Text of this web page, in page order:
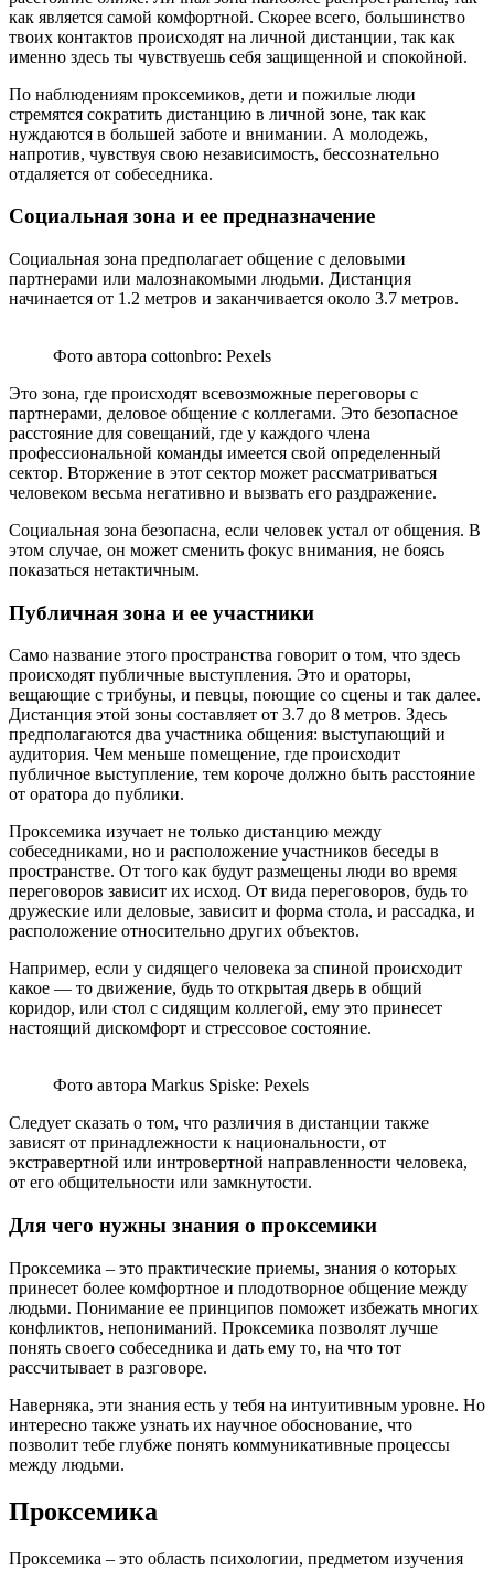
как является самой комфортной. Скорее всего, большинство
твоих контактов происходят на личной дистанции, так как
именно здесь ты чувствуешь себя защищенной и спокойной.
По наблюдениям проксемиков, дети и пожилые люди
стремятся сократить дистанцию в личной зоне, так как
нуждаются в большей заботе и внимании. А молодежь,
напротив, чувствуя свою независимость, бессознательно
отдаляется от собеседника.
Социальная зона и ее предназначение
Социальная зона предполагает общение с деловыми
партнерами или малознакомыми людьми. Дистанция
начинается от 1.2 метров и заканчивается около 3.7 метров.
Фото автора cottonbro: Pexels
Это зона, где происходят всевозможные переговоры с
партнерами, деловое общение с коллегами. Это безопасное
расстояние для совещаний, где у каждого члена
профессиональной команды имеется свой определенный
сектор. Вторжение в этот сектор может рассматриваться
человеком весьма негативно и вызвать его раздражение.
Социальная зона безопасна, если человек устал от общения. В
этом случае, он может сменить фокус внимания, не боясь
показаться нетактичным.
Публичная зона и ее участники
Само название этого пространства говорит о том, что здесь
происходят публичные выступления. Это и ораторы,
вещающие с трибуны, и певцы, поющие со сцены и так далее.
Дистанция этой зоны составляет от 3.7 до 8 метров. Здесь
предполагаются два участника общения: выступающий и
аудитория. Чем меньше помещение, где происходит
публичное выступление, тем короче должно быть расстояние
от оратора до публики.
Проксемика изучает не только дистанцию между
собеседниками, но и расположение участников беседы в
пространстве. От того как будут размещены люди во время
переговоров зависит их исход. От вида переговоров, будь то
дружеские или деловые, зависит и форма стола, и рассадка, и
расположение относительно других объектов.
Например, если у сидящего человека за спиной происходит
какое — то движение, будь то открытая дверь в общий
коридор, или стол с сидящим коллегой, ему это принесет
настоящий дискомфорт и стрессовое состояние.
Фото автора Markus Spiske: Pexels
Следует сказать о том, что различия в дистанции также
зависят от принадлежности к национальности, от
экстравертной или интровертной направленности человека,
от его общительности или замкнутости.
Для чего нужны знания о проксемики
Проксемика – это практические приемы, знания о которых
принесет более комфортное и плодотворное общение между
людьми. Понимание ее принципов поможет избежать многих
конфликтов, непониманий. Проксемика позволят лучше
понять своего собеседника и дать ему то, на что тот
рассчитывает в разговоре.
Наверняка, эти знания есть у тебя на интуитивным уровне. Но
интересно также узнать их научное обоснование, что
позволит тебе глубже понять коммуникативные процессы
между людьми.
Проксемика
Проксемика – это область психологии, предметом изучения